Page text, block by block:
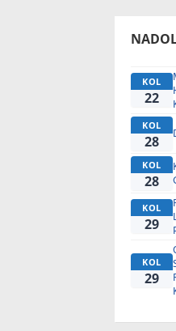
KOL
22
KOL
28
KOL
28
KOL
29
KOL
29